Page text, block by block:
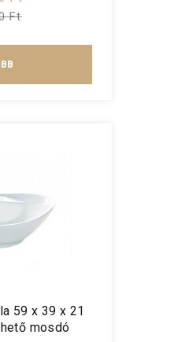
Ft
59 x 39 x 21
mosdó